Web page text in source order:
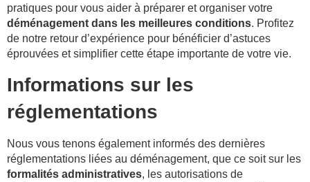
pratiques pour vous aider à préparer et organiser votre
déménagement dans les meilleures conditions. Profitez
de notre retour d’expérience pour bénéficier d’astuces
éprouvées et simplifier cette étape importante de votre vie.
Informations sur les
réglementations
Nous vous tenons également informés des dernières
réglementations liées au déménagement, que ce soit sur les
formalités administratives, les autorisations de